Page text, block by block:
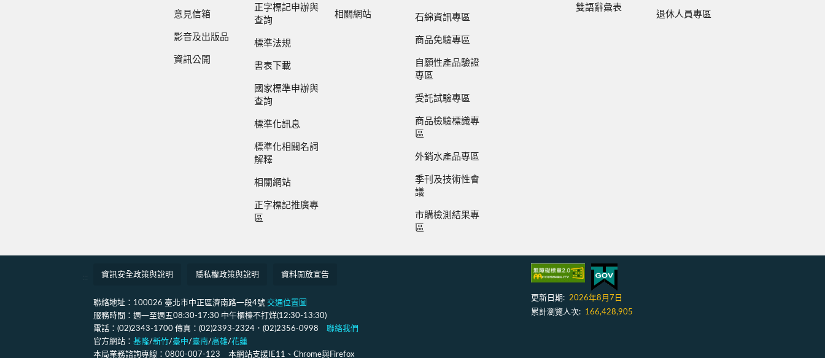
意見信箱
影音及出版品
資訊公開
正字標記申辦與
查詢
標準法規
書表下載
國家標準申辦與
查詢
標準化訊息
標準化相關名詞
解釋
相關網站
正字標記推廣專
區
相關網站 石綿資訊專區
商品免驗專區
自願性產品驗證
專區
受託試驗專區
商品檢驗標識專
區
外銷水產品專區
季刊及技術性會
議
市購檢測結果專
區
雙語辭彙表
退休人員專區
資訊安全政策與說明 隱私權政策與說明 資料開放宣告
聯絡地址：100026 臺北市中正區濟南路一段4號 交通位置圖
服務時間：週一至週五08:30-17:30 中午櫃檯不打烊(12:30-13:30)
電話：(02)2343-1700 傳真：(02)2393-2324．(02)2356-0998 聯絡我們
官方網站： 基隆/新竹/臺中/臺南/高雄/花蓮
本局業務諮詢專線：0800-007-123 本網站支援IE11、Chrome與Firefox
更新日期: 2026年8月7日
累計瀏覽人次:
166,428,905